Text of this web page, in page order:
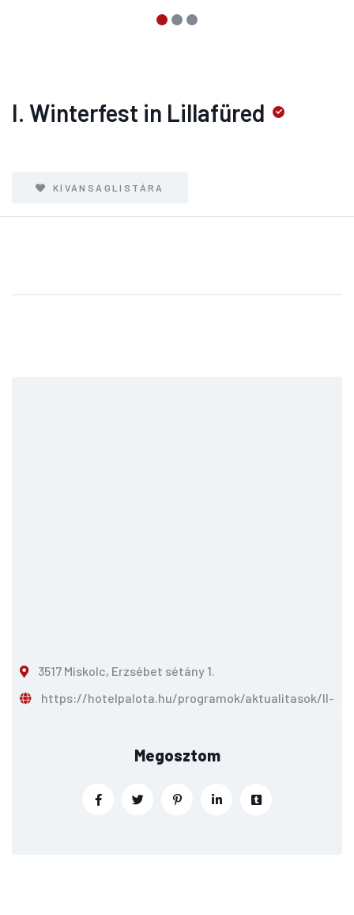
I. Winterfest in Lillafüred
KÍVÁNSÁGLISTÁRA
3517 Miskolc, Erzsébet sétány 1.
https://hotelpalota.hu/programok/aktualitasok/II-
Megosztom